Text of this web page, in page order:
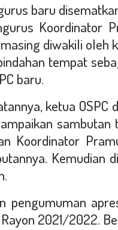
baru
Koordinator
diwakili oleh
tempat
baru.
ketua OSPC
sambutan
Koordinator
Kemudian
pengumuman
2021/2022.